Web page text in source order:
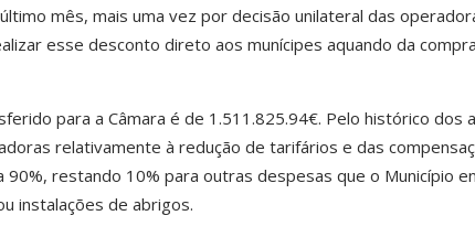
mês, mais uma vez por decisão unilateral das
esse desconto direto aos munícipes aquando da
para a Câmara é de 1.511.825.94€. Pelo histórico dos
relativamente à redução de tarifários e das
restando 10% para outras despesas que o Município
instalações de abrigos.